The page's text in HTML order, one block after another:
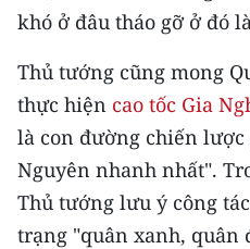
Media Môi trường
Ảnh
Infographic
TIN MỚI
TIN ĐỊA PHƯƠNG
khó ở đâu tháo gỡ ở đó
Thủ tướng cũng mong
thực hiện cao tốc Gia
là con đường chiến
Nguyên nhanh nhất".
Thủ tướng lưu ý công
trạng "quân xanh, quân